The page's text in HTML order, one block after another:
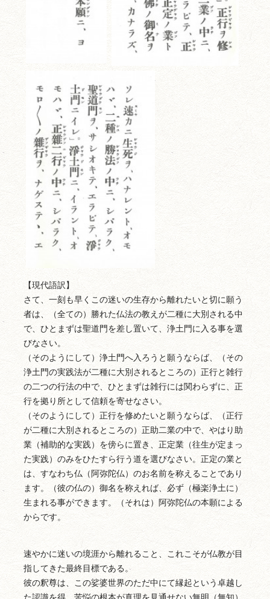
【現代語訳】
さて、一刻も早くこの迷いの生存から離れたいと切に願う
者は、（全ての）勝れた仏法の教えが二種に大別される中
で、ひとまずは聖道門を差し置いて、浄土門に入る事を選
びなさい。
（そのようにして）浄土門へ入ろうと願うならば、（その
浄土門の実践法が二種に大別されるところの）正行と雑行
の二つの行法の中で、ひとまずは雑行には関わらずに、正
行を拠り所として信頼を寄せなさい。
（そのようにして）正行を修めたいと願うならば、（正行
が二種に大別されるところの）正助二業の中で、やはり助
業（補助的な実践）を傍らに置き、正定業（往生が定まっ
た実践）のみをひたすら行う道を選びなさい。正定の業と
は、すなわち仏（阿弥陀仏）のお名前を称えることであり
ます。（彼の仏の）御名を称えれば、必ず（極楽浄土に）
生まれる事ができます。（それは）阿弥陀仏の本願による
からです。
速やかに迷いの境涯から離れること、これこそが仏教が目
指してきた最終目標である。
彼の釈尊は、この娑婆世界のただ中にて縁起という卓越し